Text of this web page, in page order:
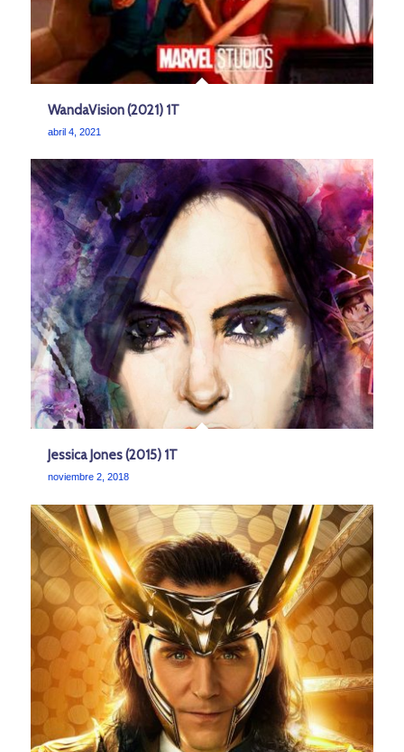
WandaVision (2021) 1T
abril 4, 2021
Jessica Jones (2015) 1T
noviembre 2, 2018